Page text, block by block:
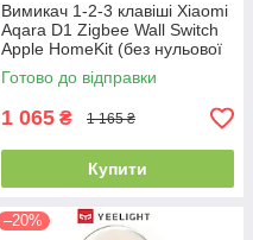
Вимикач 1-2-3 клавіші Xiaomi
Aqara D1 Zigbee Wall Switch
Apple HomeKit (без нульової
лінії)
Готово до відправки
1 065 ₴ 1 165 ₴
Купити
–20%